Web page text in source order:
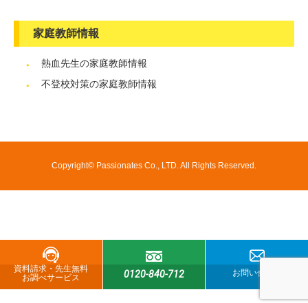
家庭教師情報
熱血先生の家庭教師情報
不登校対策の家庭教師情報
Copyright© Passionates Co., LTD. All Rights Reserved.
資料請求・先生無料
お調べサービス
0120-840-712 お問い合わせ